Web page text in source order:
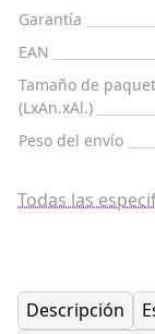
Garantía
EAN
Tamaño de
(LxAn.xAl.)
Peso del envío
Todas las
Descripción